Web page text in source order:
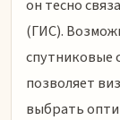
он тесно
(ГИС).
спутниковые
позволяет
выбрать